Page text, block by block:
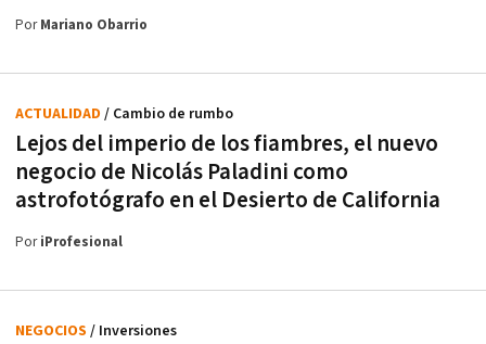
PorMariano Obarrio
Lejos del imperio de los fiambres, el nuevo
negocio de Nicolás Paladini como
astrofotógrafo en el Desierto de California
ACTUALIDAD / Cambio de rumbo
PoriProfesional
NEGOCIOS / Inversiones